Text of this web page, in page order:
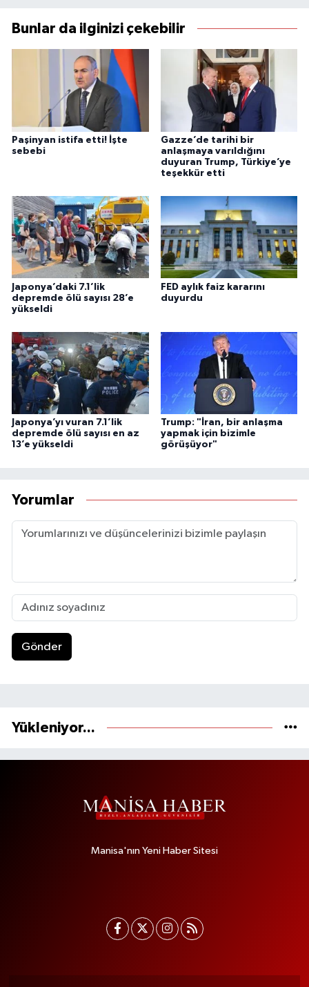
Bunlar da ilginizi çekebilir
Paşinyan istifa etti! İşte
sebebi
Gazze’de tarihi bir
anlaşmaya varıldığını
duyuran Trump, Türkiye’ye
teşekkür etti
Japonya’daki 7.1’lik
depremde ölü sayısı 28’e
yükseldi
FED aylık faiz kararını
duyurdu
Japonya’yı vuran 7.1’lik
depremde ölü sayısı en az
13’e yükseldi
Trump: "İran, bir anlaşma
yapmak için bizimle
görüşüyor"
Yorumlar
Gönder
Yükleniyor...
Manisa'nın Yeni Haber Sitesi